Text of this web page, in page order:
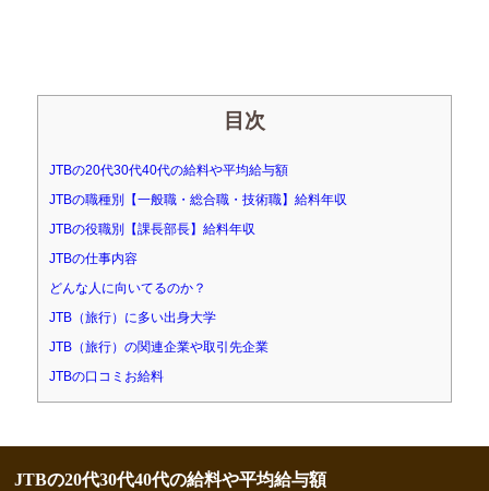
目次
JTBの20代30代40代の給料や平均給与額
JTBの職種別【一般職・総合職・技術職】給料年収
JTBの役職別【課長部長】給料年収
JTBの仕事内容
どんな人に向いてるのか？
JTB（旅行）に多い出身大学
JTB（旅行）の関連企業や取引先企業
JTBの口コミお給料
JTBの20代30代40代の給料や平均給与額